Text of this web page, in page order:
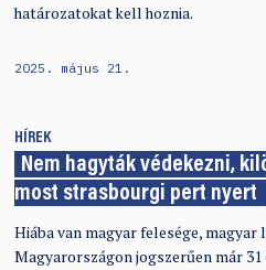
határozatokat kell hoznia.
2025. május 21.
HÍREK
Nem hagyták védekezni,
most strasbourgi pert nyert
Hiába van magyar felesége, magyar
Magyarországon jogszerűen már